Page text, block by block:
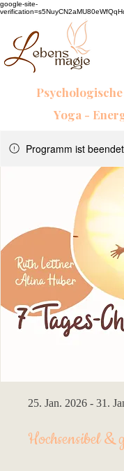
google-site-
Yoga -
Programm ist beendet
Hochsensibel &
25. Jan. 2026 - 31.